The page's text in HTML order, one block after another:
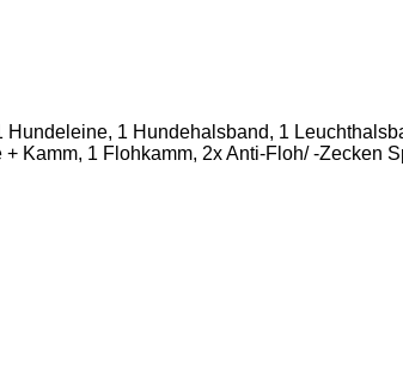
1 Hundehalsband, 1
Kamm, 1 Flohkamm, 2x Anti-Floh/ -Zecken